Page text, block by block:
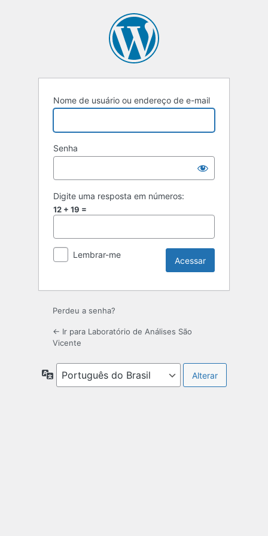
Nome de usuário ou endereço de e-mail
Senha
Digite uma resposta em números:
12 + 19 =
Lembrar-me
Perdeu a senha?
← Ir para Laboratório de Análises São
Vicente
Idioma